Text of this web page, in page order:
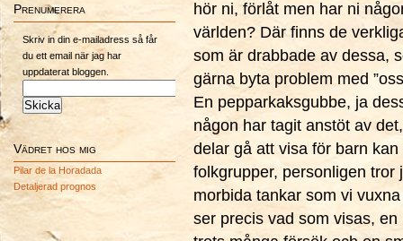
Prenumerera
Skriv in din e-mailadress så får
du ett email när jag har
uppdaterat bloggen.
Vädret hos mig
Pilar de la Horadada
Detaljerad prognos
hör ni, förlåt men har ni
världen? Där finns de
som är drabbade av dessa,
gärna byta problem med
En pepparkaksgubbe, ja
någon har tagit anstöt av
delar gå att visa för barn
folkgrupper, personligen
morbida tankar som vi
ser precis vad som visas,